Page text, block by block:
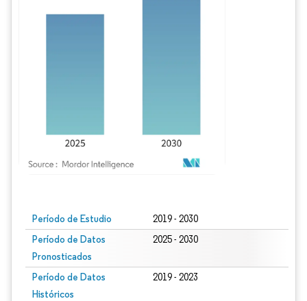
Período de Estudio 2019 - 2030
Período de Datos
Pronosticados
2025 - 2030
Período de Datos
Históricos
2019 - 2023